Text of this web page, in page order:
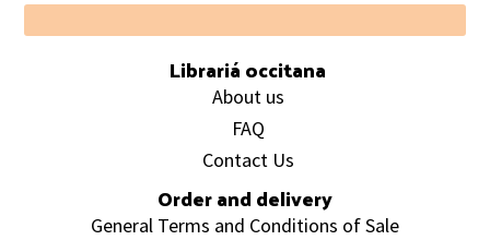
Footer
Librariá occitana
About us
FAQ
Contact Us
Order and delivery
General Terms and Conditions of Sale